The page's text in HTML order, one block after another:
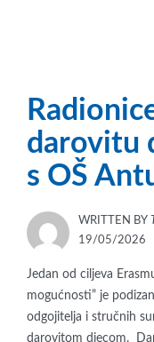
darovitu
s OŠ
WRITTEN BY
POSTED
19/05/2026
Jedan od ciljeva
mogućnosti” je
odgojitelja i stručnih
darovitom djecom.